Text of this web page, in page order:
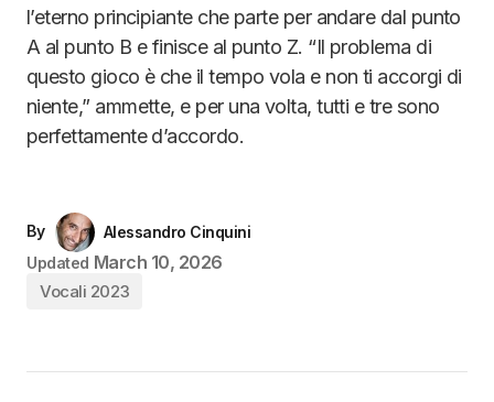
l’eterno principiante che parte per andare dal punto
A al punto B e finisce al punto Z. “Il problema di
questo gioco è che il tempo vola e non ti accorgi di
niente,” ammette, e per una volta, tutti e tre sono
perfettamente d’accordo.
By
Alessandro Cinquini
Updated March 10, 2026
Vocali 2023